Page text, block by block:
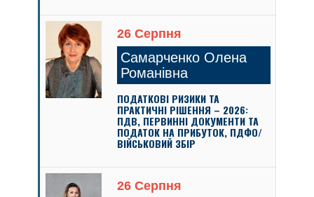
26 Серпня
Самарченко Олена
Романівна
ПОДАТКОВІ РИЗИКИ ТА
ПРАКТИЧНІ РІШЕННЯ – 2026:
ПДВ, ПЕРВИННІ ДОКУМЕНТИ ТА
ПОДАТОК НА ПРИБУТОК, ПДФО/
ВІЙСЬКОВИЙ ЗБІР
26 Серпня